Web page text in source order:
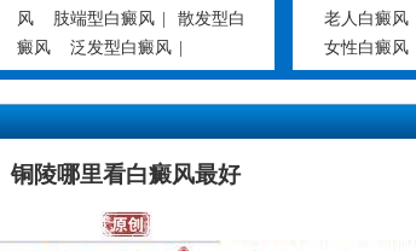
风
肢端型白癜风
散发型白
癜风
泛发型白癜风
老人白癜风
女性白癜风
铜陵哪里看白癜风最好